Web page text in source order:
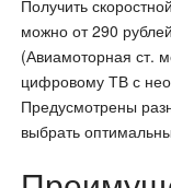
Получить
можно от 290
(Авиамоторная ст.
цифровому ТВ с
Предусмотрены
выбрать